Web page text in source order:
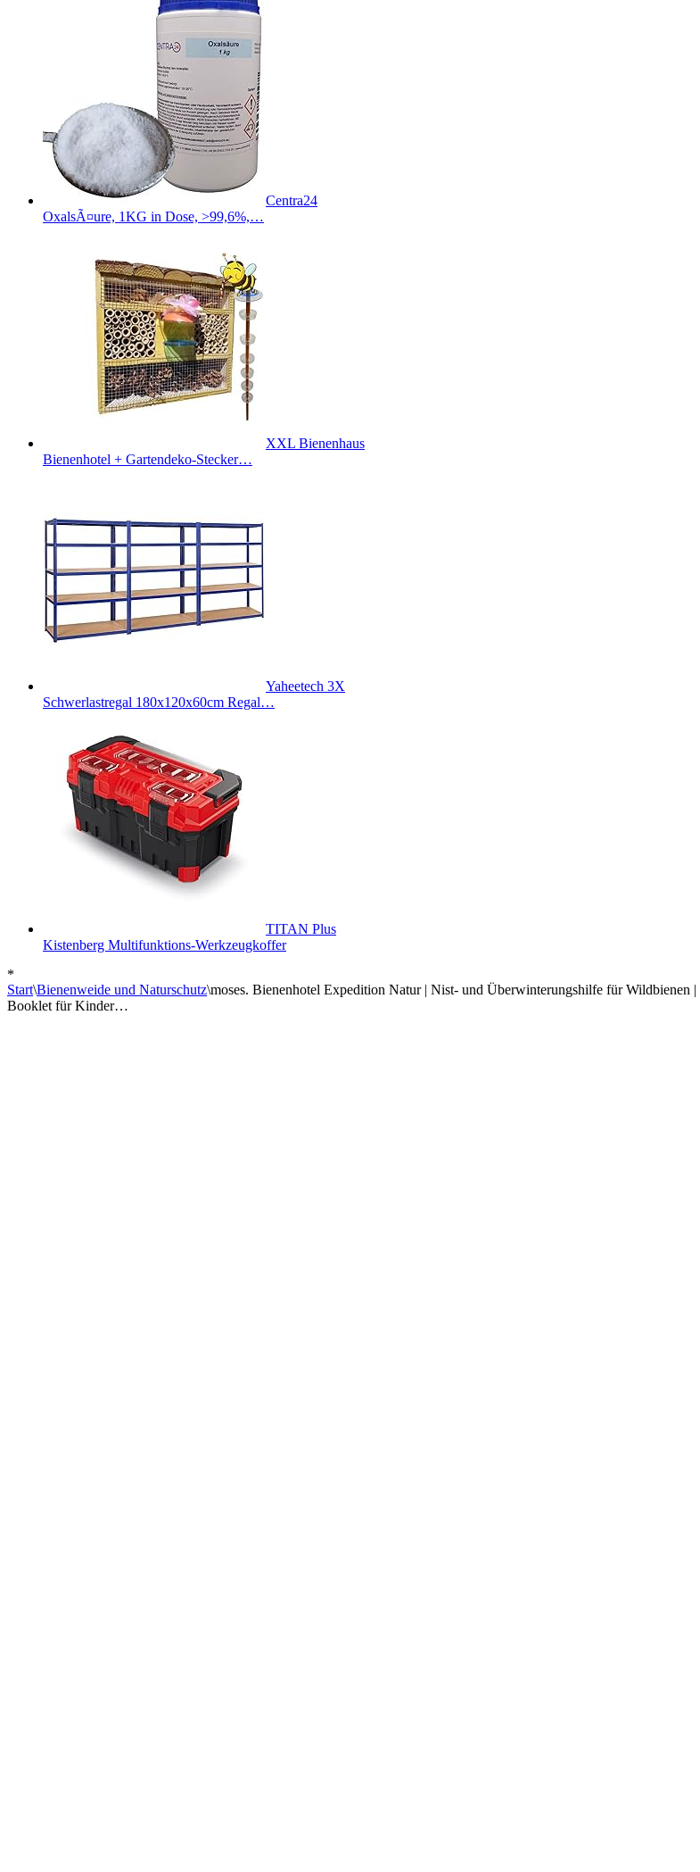
Centra24
OxalsÃ¤ure, 1KG in Dose, >99,6%,…
XXL Bienenhaus
Bienenhotel + Gartendeko-Stecker…
Yaheetech 3X
Schwerlastregal 180x120x60cm Regal…
TITAN Plus
Kistenberg Multifunktions-Werkzeugkoffer
*
Start\Bienenweide und Naturschutz\moses. Bienenhotel Expedition Natur | Nist- und Überwinterungshilfe für Wildbienen |
Booklet für Kinder…